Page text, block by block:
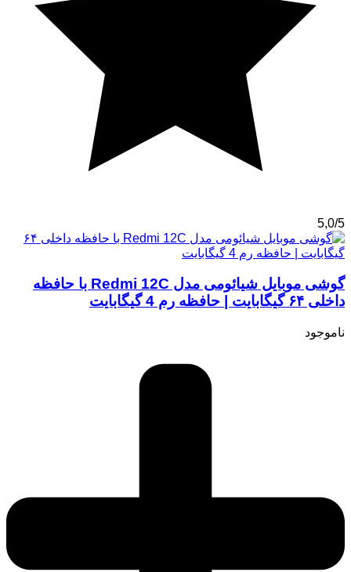
5,0/5
گوشی موبایل شیائومی مدل Redmi 12C با حافظه
داخلی ۶۴ گیگابایت | حافظه رم 4 گیگابایت
ناموجود